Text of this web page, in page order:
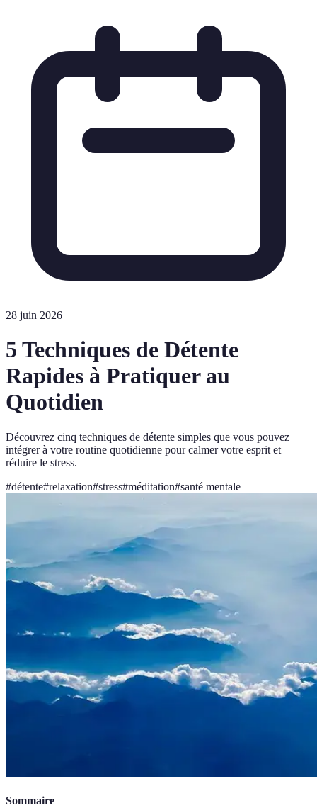
28 juin 2026
5 Techniques de Détente
Rapides à Pratiquer au
Quotidien
Découvrez cinq techniques de détente simples que vous pouvez
intégrer à votre routine quotidienne pour calmer votre esprit et
réduire le stress.
#détente#relaxation#stress#méditation#santé mentale
Sommaire